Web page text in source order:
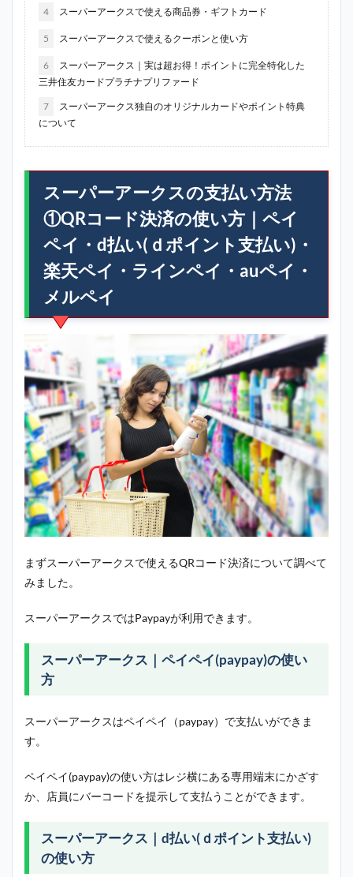
4 スーパーアークスで使える商品券・ギフトカード
5 スーパーアークスで使えるクーポンと使い方
6
スーパーアークス｜実は超お得！ポイントに完全特化した
三井住友カードプラチナプリファード
7
スーパーアークス独自のオリジナルカードやポイント特典
について
スーパーアークスの支払い方法
①QRコード決済の使い方｜ペイ
ペイ・d払い(ｄポイント支払い)・
楽天ペイ・ラインペイ・auペイ・
メルペイ
まずスーパーアークスで使えるQRコード決済について調べて
みました。
スーパーアークスではPaypayが利用できます。
スーパーアークス｜ペイペイ(paypay)の使い
方
スーパーアークスはペイペイ（paypay）で支払いができま
す。
ペイペイ(paypay)の使い方はレジ横にある専用端末にかざす
か、店員にバーコードを提示して支払うことができます。
スーパーアークス｜d払い(ｄポイント支払い)
の使い方